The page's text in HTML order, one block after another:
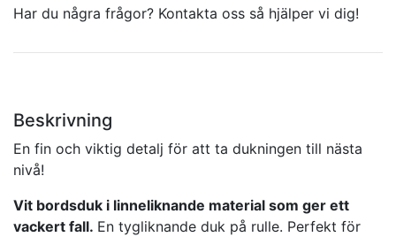
Har du några frågor? Kontakta oss så hjälper vi dig!
Beskrivning
En fin och viktig detalj för att ta dukningen till nästa
nivå!
Vit bordsduk i linneliknande material som ger ett
vackert fall. En tygliknande duk på rulle. Perfekt för